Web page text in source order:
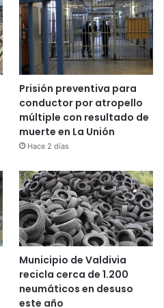
Prisión preventiva para
conductor por atropello
múltiple con resultado de
muerte en La Unión
Hace 2 días
Municipio de Valdivia
recicla cerca de 1.200
neumáticos en desuso
este año